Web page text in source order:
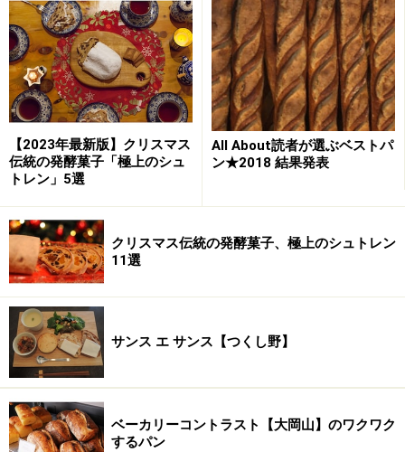
投票くださった方のコメントをご紹介します。
「ハード系のパンが多く、パン自体に小麦や酵母の香り
や味がしてすごく美味しいです。」（福岡県 女性 28
才）
「パンそのもののおいしさで勝負している気がします。
込むにはなんと言っても生地の旨さではないでしょう
か。」（埼玉県 女性 24才）
「ここのクロワッサンより美味しいのに今年は出会えな
かった♪」（東京都 女性 34才）
「バゲットモンジュの味、色、香りにひかれました。パ
リで食べたパンを思い出しました。 主張しすぎずでも存
在感のある、 そんなパンが好きです。」（兵庫県女性28
【2023年最新版】クリスマス
伝統の発酵菓子「極上のシュ
トレン」5選
All About読者が選ぶベストパ
ン★2018 結果発表
クリスマス伝統の発酵菓子、極上のシュトレン
11選
サンス エ サンス【つくし野】
ベーカリーコントラスト【大岡山】のワクワク
するパン